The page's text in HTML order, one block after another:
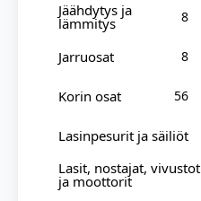
Jäähdytys ja
lämmitys 8
Jarruosat 8
Korin osat 56
Lasinpesurit ja säiliöt
Lasit, nostajat, vivustot
ja moottorit